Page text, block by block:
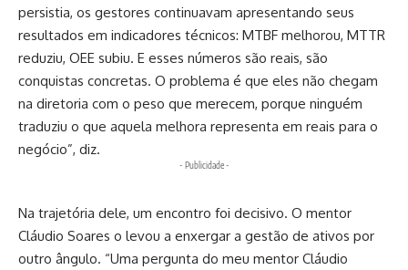
persistia, os gestores continuavam apresentando seus
resultados em indicadores técnicos: MTBF melhorou, MTTR
reduziu, OEE subiu. E esses números são reais, são
conquistas concretas. O problema é que eles não chegam
na diretoria com o peso que merecem, porque ninguém
traduziu o que aquela melhora representa em reais para o
negócio”, diz.
- Publicidade -
Na trajetória dele, um encontro foi decisivo. O mentor
Cláudio Soares o levou a enxergar a gestão de ativos por
outro ângulo. “Uma pergunta do meu mentor Cláudio